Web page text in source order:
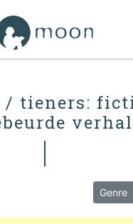
tieners:
Genre